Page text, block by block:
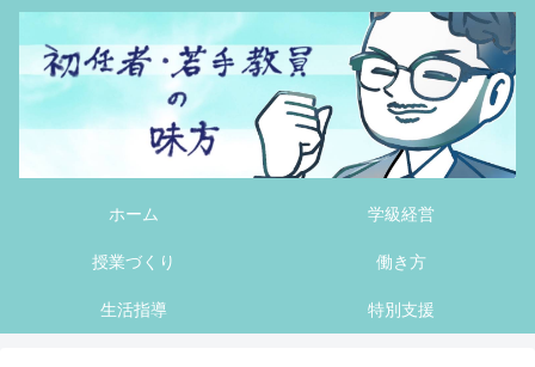
ホーム 学級経営
授業づくり 働き方
生活指導 特別支援